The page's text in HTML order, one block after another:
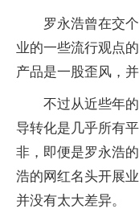
罗永浩曾在交
业的一些流行观点
产品是一股歪风，
不过从近些年
导转化是几乎所有
非，即便是罗永浩
浩的网红名头开展
并没有太大差异。